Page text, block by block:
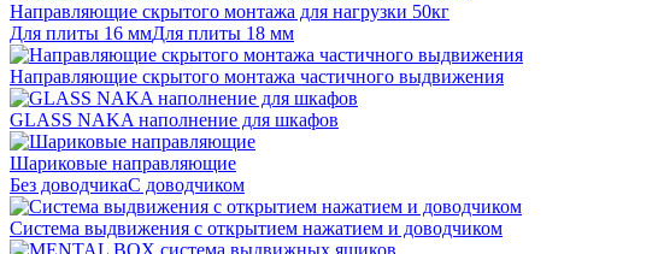
Направляющие скрытого монтажа для нагрузки 50кг
Для плиты 16 ммДля плиты 18 мм
Направляющие скрытого монтажа частичного выдвижения
GLASS NAKA наполнение для шкафов
Шариковые направляющие
Без доводчикаС доводчиком
Система выдвижения с открытием нажатием и доводчиком